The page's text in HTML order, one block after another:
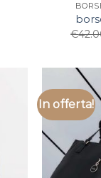
€
In offerta!